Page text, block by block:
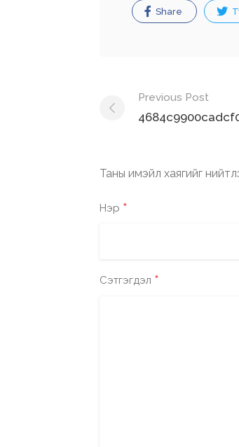
Share
Post
navigation
Previous Post
Таны имэйл хаягийг
Нэр *
Сэтгэгдэл *